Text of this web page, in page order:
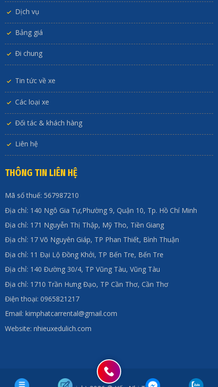
Dịch vụ
Bảng giá
Đi chung
Tin tức về xe
Các loại xe
Đối tác & khách hàng
Liên hệ
THÔNG TIN LIÊN HỆ
Mã số thuế: 567987210
Địa chỉ: 140 Ngô Gia Tự,Phường 9, Quận 10, Tp. Hồ Chí Minh
Địa chỉ: 171 Nguyễn Thị Thập, Mỹ Tho, Tiền Giang
Địa chỉ: 17 Võ Nguyên Giáp, TP Phan Thiết, Bình Thuận
Địa chỉ: 11 Đại Lộ Đồng Khởi, TP Bến Tre, Bến Tre
Địa chỉ: 140 Đường 30/4, TP Vũng Tàu, Vũng Tàu
Địa chỉ: 1710 Trần Hưng Đạo, TP Cần Thơ, Cần Thơ
Điện thoại: 0965821217
Email: kimphatcarrental@gmail.com
Website: nhieuxedulich.com